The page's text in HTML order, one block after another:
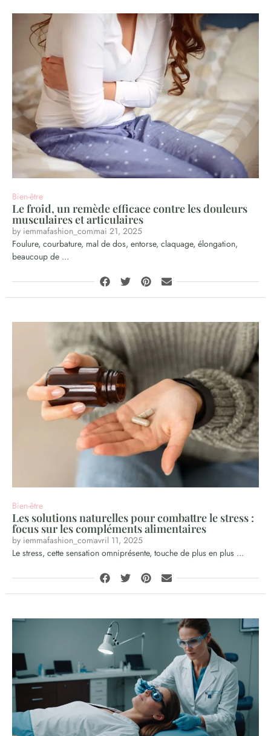
Bien-être
Le froid, un remède efficace contre les douleurs
musculaires et articulaires
by iemmafashion_commai 21, 2025
Foulure, courbature, mal de dos, entorse, claquage, élongation,
beaucoup de ...
Bien-être
Les solutions naturelles pour combattre le stress :
focus sur les compléments alimentaires
by iemmafashion_comavril 11, 2025
Le stress, cette sensation omniprésente, touche de plus en plus ...